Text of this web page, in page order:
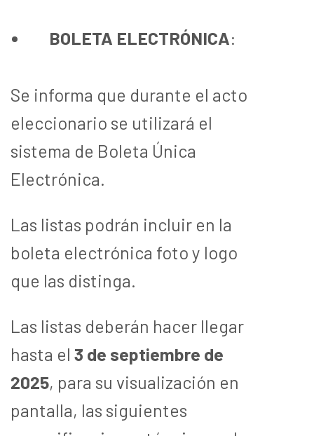
BOLETA ELECTRÓNICA:
Se informa que durante el acto
eleccionario se utilizará el
sistema de Boleta Única
Electrónica.
Las listas podrán incluir en la
boleta electrónica foto y logo
que las distinga.
Las listas deberán hacer llegar
hasta el 3 de septiembre de
2025, para su visualización en
pantalla, las siguientes